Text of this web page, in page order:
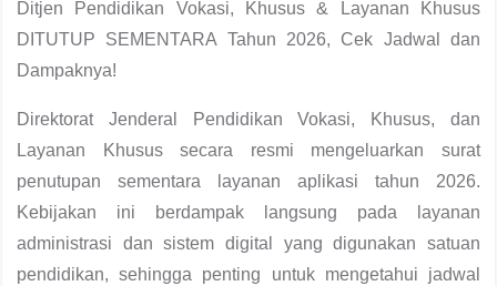
Ditjen Pendidikan Vokasi, Khusus & Layanan Khusus
DITUTUP SEMENTARA Tahun 2026, Cek Jadwal dan
Dampaknya!
Direktorat Jenderal Pendidikan Vokasi, Khusus, dan
Layanan Khusus secara resmi mengeluarkan surat
penutupan sementara layanan aplikasi tahun 2026.
Kebijakan ini berdampak langsung pada layanan
administrasi dan sistem digital yang digunakan satuan
pendidikan, sehingga penting untuk mengetahui jadwal